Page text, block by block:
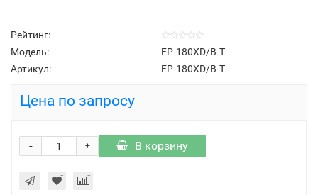
Рейтинг:
Модель:
FP-180XD/B-T
Артикул:
FP-180XD/B-T
Цена по запросу
+
- В корзину